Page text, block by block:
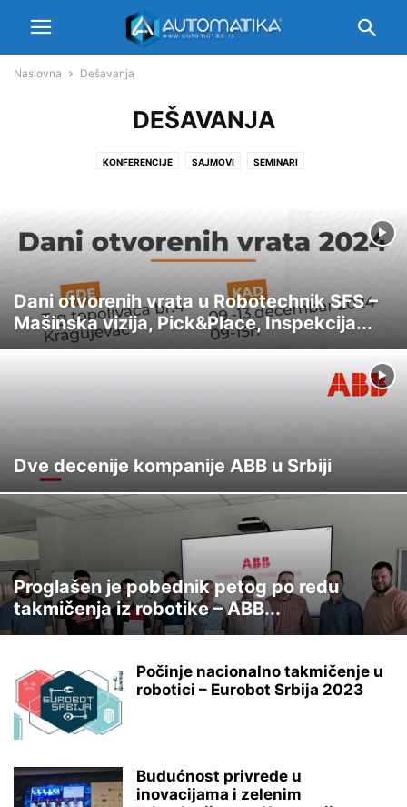
Naslovna Dešavanja
DEŠAVANJA
KONFERENCIJE SAJMOVI SEMINARI
Dani otvorenih vrata u Robotechnik SFS –
Mašinska vizija, Pick&Place, Inspekcija...
Dve decenije kompanije ABB u Srbiji
Proglašen je pobednik petog po redu
takmičenja iz robotike – ABB...
Počinje nacionalno takmičenje u
robotici – Eurobot Srbija 2023
Budućnost privrede u
inovacijama i zelenim